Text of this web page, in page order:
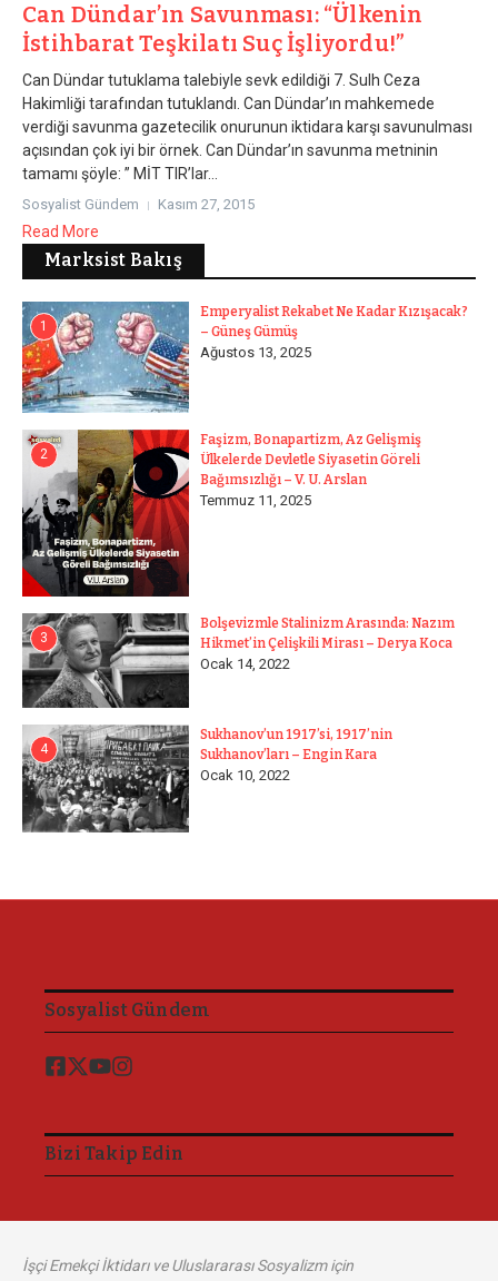
Can Dündar’ın Savunması: “Ülkenin
İstihbarat Teşkilatı Suç İşliyordu!”
Can Dündar tutuklama talebiyle sevk edildiği 7. Sulh Ceza
Hakimliği tarafından tutuklandı. Can Dündar’ın mahkemede
verdiği savunma gazetecilik onurunun iktidara karşı savunulması
açısından çok iyi bir örnek. Can Dündar’ın savunma metninin
tamamı şöyle: ” MİT TIR’lar...
Sosyalist Gündem Kasım 27, 2015
Read More
Marksist Bakış
1
Emperyalist Rekabet Ne Kadar Kızışacak?
– Güneş Gümüş
Ağustos 13, 2025
2
Faşizm, Bonapartizm, Az Gelişmiş
Ülkelerde Devletle Siyasetin Göreli
Bağımsızlığı – V. U. Arslan
Temmuz 11, 2025
3
Bolşevizmle Stalinizm Arasında: Nazım
Hikmet’in Çelişkili Mirası – Derya Koca
Ocak 14, 2022
4
Sukhanov’un 1917’si, 1917’nin
Sukhanov’ları – Engin Kara
Ocak 10, 2022
Sosyalist Gündem
Bizi Takip Edin
İşçi Emekçi İktidarı ve Uluslararası Sosyalizm için